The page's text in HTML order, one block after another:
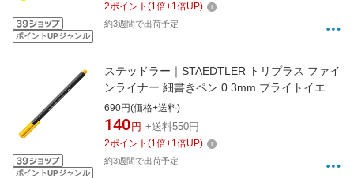
ポイントUPジャンル
2ポイント (1倍+1倍UP)
約3週間で出荷予定
ポイントUPジャンル
ステッドラー｜STAEDTLER トリプラス ファイ
ンライナー 細書きペン 0.3mm ブライトイエロ
ー 334-110
690円(価格+送料)
140 円 +送料550円
2ポイント (1倍+1倍UP)
約3週間で出荷予定